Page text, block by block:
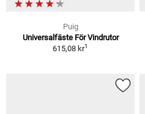
Puig
Universalfäste För Vindrutor
615,08 kr1